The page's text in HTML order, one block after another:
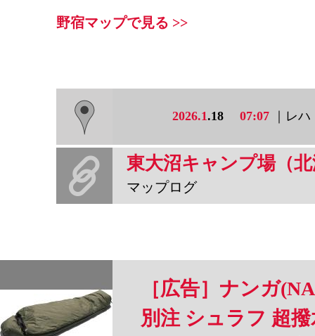
野宿マップで見る >>
2026.1.18 07:07 ｜レハ
東大沼キャンプ場（
マップログ
［広告］ナンガ
別注 シュラフ 超